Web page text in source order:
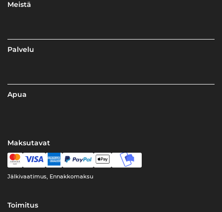
Meistä
Palvelu
Apua
Maksutavat
Jälkivaatimus, Ennakkomaksu
Toimitus